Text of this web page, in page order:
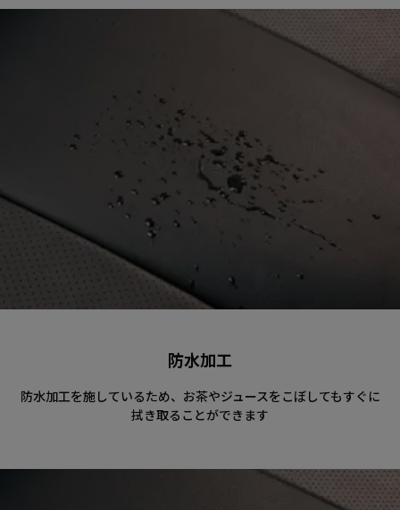
防水加工
防水加工を施しているため、お茶やジュースをこぼしてもすぐに
拭き取ることができます